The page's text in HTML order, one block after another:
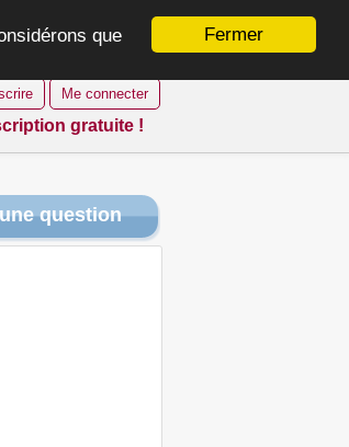
Fermer
que
Me connecter
gratuite !
question